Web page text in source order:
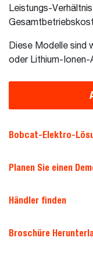
Leistungs-
Diese Modelle sind
oder Lithium-Ionen-
Bobcat-Elektro-
Planen Sie einen
Händler finden
Broschüre